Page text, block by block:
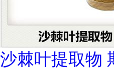
沙棘叶提取物